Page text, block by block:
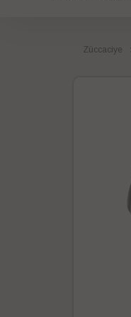
Züccaciye